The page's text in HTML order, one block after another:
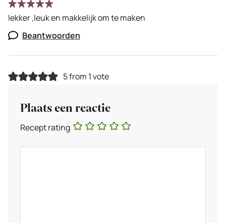
lekker ,leuk en makkelijk om te maken
Beantwoorden
5 from 1 vote
Plaats een reactie
Recept rating